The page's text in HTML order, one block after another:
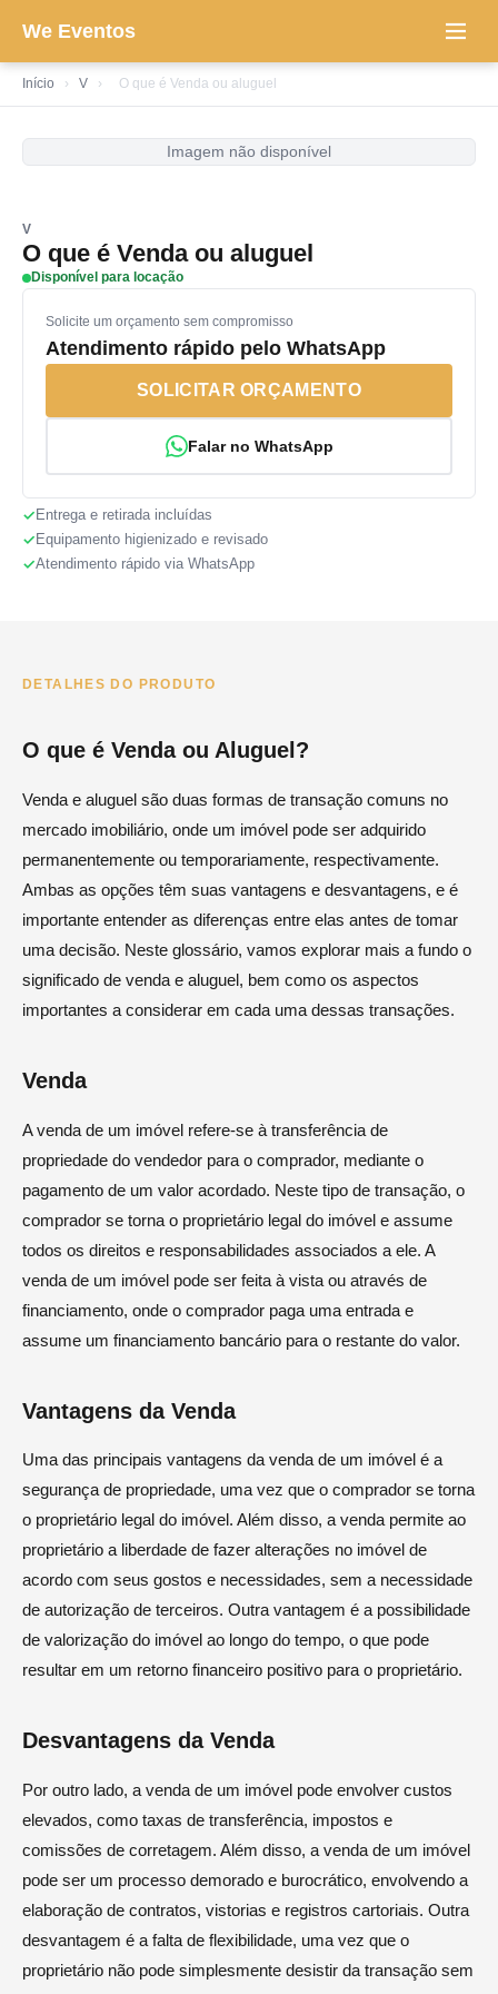
We Eventos
Início › V › O que é Venda ou aluguel
Imagem não disponível
V
O que é Venda ou aluguel
Disponível para locação
Solicite um orçamento sem compromisso
Atendimento rápido pelo WhatsApp
SOLICITAR ORÇAMENTO
Falar no WhatsApp
Entrega e retirada incluídas
Equipamento higienizado e revisado
Atendimento rápido via WhatsApp
DETALHES DO PRODUTO
O que é Venda ou Aluguel?
Venda e aluguel são duas formas de transação comuns no
mercado imobiliário, onde um imóvel pode ser adquirido
permanentemente ou temporariamente, respectivamente.
Ambas as opções têm suas vantagens e desvantagens, e é
importante entender as diferenças entre elas antes de tomar
uma decisão. Neste glossário, vamos explorar mais a fundo o
significado de venda e aluguel, bem como os aspectos
importantes a considerar em cada uma dessas transações.
Venda
A venda de um imóvel refere-se à transferência de
propriedade do vendedor para o comprador, mediante o
pagamento de um valor acordado. Neste tipo de transação, o
comprador se torna o proprietário legal do imóvel e assume
todos os direitos e responsabilidades associados a ele. A
venda de um imóvel pode ser feita à vista ou através de
financiamento, onde o comprador paga uma entrada e
assume um financiamento bancário para o restante do valor.
Vantagens da Venda
Uma das principais vantagens da venda de um imóvel é a
segurança de propriedade, uma vez que o comprador se torna
o proprietário legal do imóvel. Além disso, a venda permite ao
proprietário a liberdade de fazer alterações no imóvel de
acordo com seus gostos e necessidades, sem a necessidade
de autorização de terceiros. Outra vantagem é a possibilidade
de valorização do imóvel ao longo do tempo, o que pode
resultar em um retorno financeiro positivo para o proprietário.
Desvantagens da Venda
Por outro lado, a venda de um imóvel pode envolver custos
elevados, como taxas de transferência, impostos e
comissões de corretagem. Além disso, a venda de um imóvel
pode ser um processo demorado e burocrático, envolvendo a
elaboração de contratos, vistorias e registros cartoriais. Outra
desvantagem é a falta de flexibilidade, uma vez que o
proprietário não pode simplesmente desistir da transação sem